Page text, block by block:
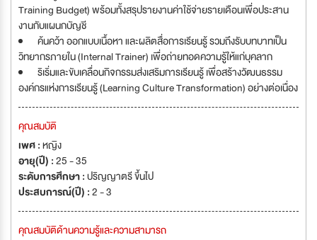
Training Budget) พร้อมทั้งสรุปรายงานค่าใช้จ่ายรายเดือนเพื่อประสาน
งานกับแผนกบัญชี
ค้นคว้า ออกแบบเนื้อหา และผลิตสื่อการเรียนรู้ รวมถึงรับบทบาทเป็น
วิทยากรภายใน (Internal Trainer) เพื่อถ่ายทอดความรู้ให้แก่บุคลาก
ริเริ่มและขับเคลื่อนกิจกรรมส่งเสริมการเรียนรู้ เพื่อสร้างวัฒนธรรม
องค์กรแห่งการเรียนรู้ (Learning Culture Transformation) อย่างต่อเนื่อง
คุณสมบัติ
เพศ :หญิง
อายุ(ปี) :25 - 35
ระดับการศึกษา :ปริญญาตรี ขึ้นไป
ประสบการณ์(ปี) :2 - 3
คุณสมบัติด้านความรู้และความสามารถ